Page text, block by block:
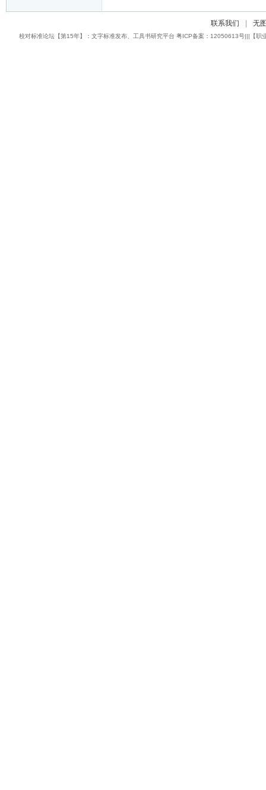
联系我们 无
校对标准论坛【第15年】：文字标准发布、工具书研究平台 粤ICP备案：12050613号|||【